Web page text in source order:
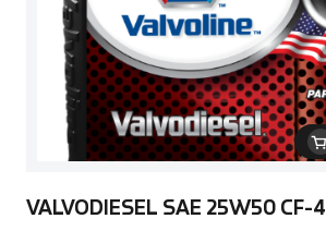
VALVODIESEL SAE 25W50 CF-4